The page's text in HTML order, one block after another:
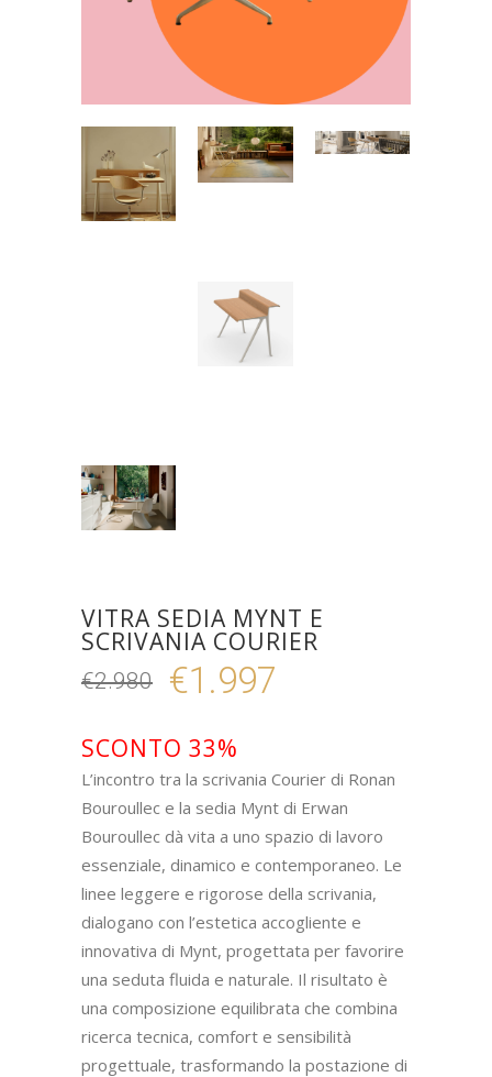
VITRA SEDIA MYNT E
SCRIVANIA COURIER
€2.980
Il
originale
€1.997
SCONTO 33%
L’incontro tra la scrivania Courier di Ronan
Bouroullec e la sedia Mynt di Erwan
Bouroullec dà vita a uno spazio di lavoro
essenziale, dinamico e contemporaneo. Le
linee leggere e rigorose della scrivania,
dialogano con l’estetica accogliente e
innovativa di Mynt, progettata per favorire
una seduta fluida e naturale. Il risultato è
una composizione equilibrata che combina
ricerca tecnica, comfort e sensibilità
progettuale, trasformando la postazione di